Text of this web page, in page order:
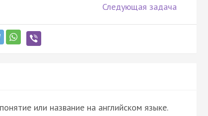
Следующая задача
или название на английском языке.